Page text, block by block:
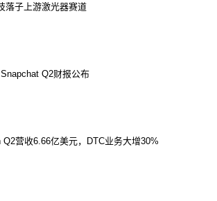
落子上游激光器赛道
Q2财报公布
营收6.66亿美元，DTC业务大增30%